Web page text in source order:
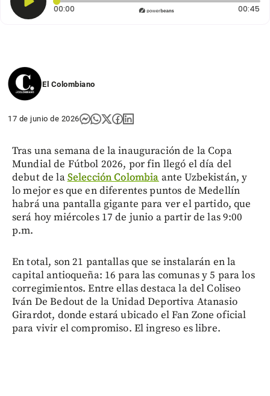
00:00 Tiempo transcurrido: 0 segundos 00:45
El Colombiano
17 de junio de 2026
Tras una semana de la inauguración de la Copa
Mundial de Fútbol 2026, por fin llegó el día del
debut de laSelección Colombia ante Uzbekistán, y
lo mejor es que en diferentes puntos de Medellín
habrá una pantalla gigante para ver el partido, que
será hoy miércoles 17 de junio a partir de las 9:00
p.m.
En total, son 21 pantallas que se instalarán en la
capital antioqueña: 16 para las comunas y 5 para los
corregimientos. Entre ellas destaca la del Coliseo
Iván De Bedout de la Unidad Deportiva Atanasio
Girardot, donde estará ubicado el Fan Zone oficial
para vivir el compromiso. El ingreso es libre.